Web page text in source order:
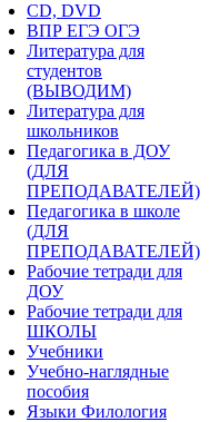
CD, DVD
ВПР ЕГЭ ОГЭ
Литература для
студентов
(ВЫВОДИМ)
Литература для
школьников
Педагогика в ДОУ
(ДЛЯ
ПРЕПОДАВАТЕЛЕЙ)
Педагогика в школе
(ДЛЯ
ПРЕПОДАВАТЕЛЕЙ)
Рабочие тетради для
ДОУ
Рабочие тетради для
ШКОЛЫ
Учебники
Учебно-наглядные
пособия
Языки Филология